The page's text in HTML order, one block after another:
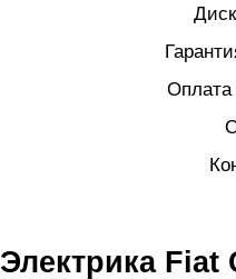
Оплата
Электрика Fiat